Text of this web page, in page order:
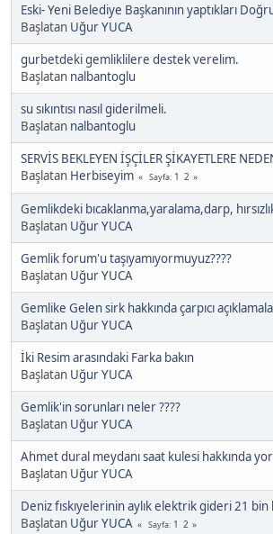
Eski- Yeni Belediye Başkanının yaptıkları
Başlatan Uğur YUCA
gurbetdeki gemliklilere destek verelim.
Başlatan nalbantoglu
su sıkıntısı nasıl giderilmeli.
Başlatan nalbantoglu
SERVİS BEKLEYEN İŞÇİLER ŞİKAYETLERE
Başlatan Herbiseyim Sayfa 1 2
Gemlikdeki bıcaklanma,yaralama,darp,
Başlatan Uğur YUCA
Gemlik forum'u taşıyamıyormuyuz????
Başlatan Uğur YUCA
Gemlike Gelen sirk hakkında çarpıcı
Başlatan Uğur YUCA
İki Resim arasındaki Farka bakın
Başlatan Uğur YUCA
Gemlik'in sorunları neler ????
Başlatan Uğur YUCA
Ahmet dural meydanı saat kulesi hakkında
Başlatan Uğur YUCA
Deniz fıskıyelerinin aylık elektrik gideri 21 bin
Başlatan Uğur YUCA Sayfa 1 2